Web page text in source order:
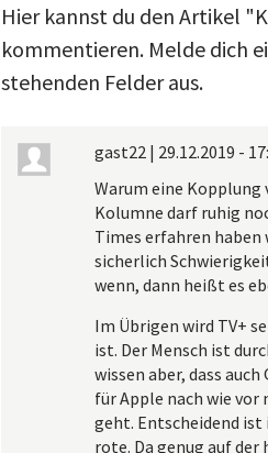
Hier kannst du den Artikel
kommentieren. Melde dich
stehenden Felder aus.
gast22 | 29.12.2019 -
Warum eine Kopplung
Kolumne darf ruhig
Times erfahren haben
sicherlich
wenn, dann heißt es
Im Übrigen wird TV+
ist. Der Mensch ist
wissen aber, dass
für Apple nach wie vor
geht. Entscheidend ist
rote. Da genug auf